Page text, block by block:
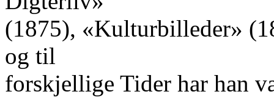
(1875), «Kulturbilleder»
og til
forskjellige Tider har han